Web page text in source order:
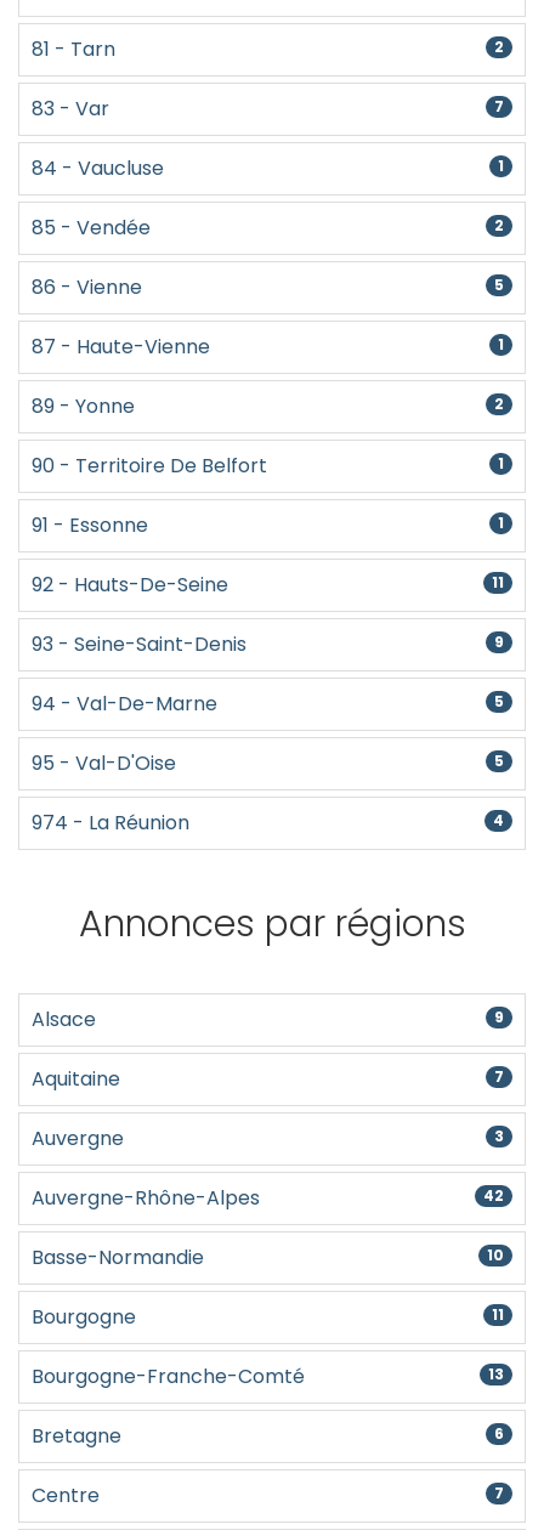
81 - Tarn 2
83 - Var 7
84 - Vaucluse 1
85 - Vendée 2
86 - Vienne 5
87 - Haute-Vienne 1
89 - Yonne 2
90 - Territoire De Belfort 1
91 - Essonne 1
92 - Hauts-De-Seine 11
93 - Seine-Saint-Denis 9
94 - Val-De-Marne 5
95 - Val-D'Oise 5
974 - La Réunion 4
Annonces par régions
Alsace 9
Aquitaine 7
Auvergne 3
Auvergne-Rhône-Alpes 42
Basse-Normandie 10
Bourgogne 11
Bourgogne-Franche-Comté 13
Bretagne 6
Centre 7